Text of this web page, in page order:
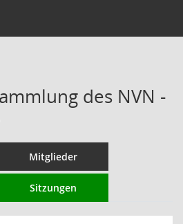
des NVN -
Mitglieder
Sitzungen